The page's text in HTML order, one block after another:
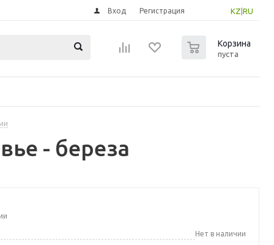
KZ RU
Вход Регистрация
Корзина
пуста
- береза
Нет в наличии